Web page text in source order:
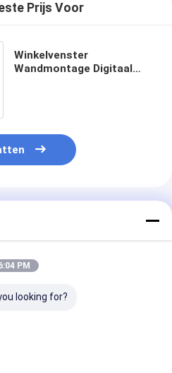
Prijs Voor
Winkelvenster
Wandmontage Digitaal
PM
looking for?